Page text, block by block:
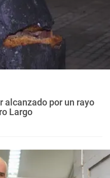
alcanzado por un rayo
Largo